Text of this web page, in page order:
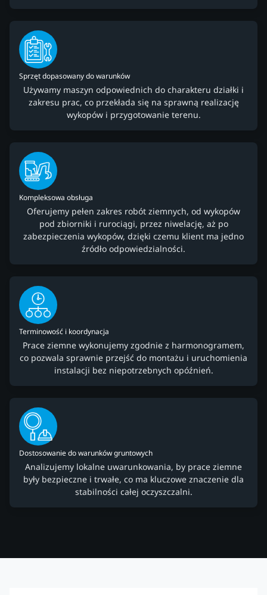
Sprzęt dopasowany do warunków
Używamy maszyn odpowiednich do charakteru działki i
zakresu prac, co przekłada się na sprawną realizację
wykopów i przygotowanie terenu.
Kompleksowa obsługa
Oferujemy pełen zakres robót ziemnych, od wykopów
pod zbiorniki i rurociągi, przez niwelację, aż po
zabezpieczenia wykopów, dzięki czemu klient ma jedno
źródło odpowiedzialności.
Terminowość i koordynacja
Prace ziemne wykonujemy zgodnie z harmonogramem,
co pozwala sprawnie przejść do montażu i uruchomienia
instalacji bez niepotrzebnych opóźnień.
Dostosowanie do warunków gruntowych
Analizujemy lokalne uwarunkowania, by prace ziemne
były bezpieczne i trwałe, co ma kluczowe znaczenie dla
stabilności całej oczyszczalni.